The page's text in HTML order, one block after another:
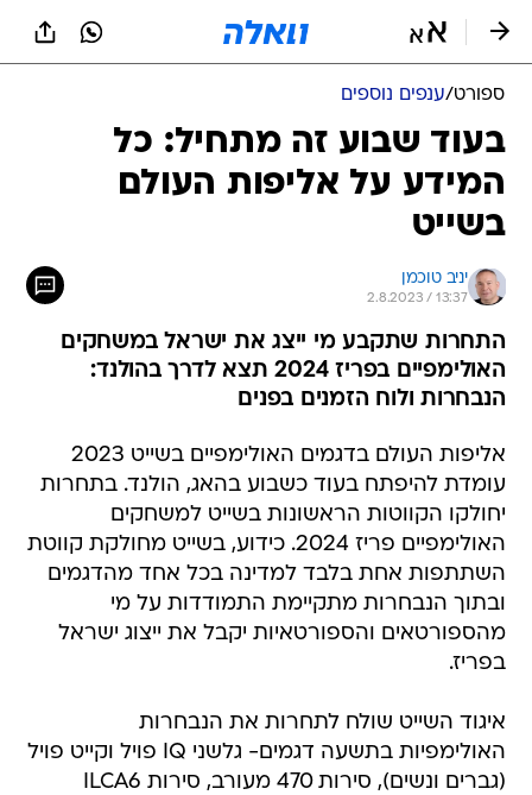
ספורט/ענפים נוספים
בעוד שבוע זה מתחיל: כל
המידע על אליפות העולם
בשייט
יניב טוכמן
2.8.2023 / 13:37
התחרות שתקבע מי ייצג את ישראל במשחקים
האולימפיים בפריז 2024 תצא לדרך בהולנד:
הנבחרות ולוח הזמנים בפנים
אליפות העולם בדגמים האולימפיים בשייט 2023
עומדת להיפתח בעוד כשבוע בהאג, הולנד. בתחרות
יחולקו הקווטות הראשונות בשייט למשחקים
האולימפיים פריז 2024. כידוע, בשייט מחולקת קווטת
השתתפות אחת בלבד למדינה בכל אחד מהדגמים
ובתוך הנבחרות מתקיימת התמודדות על מי
מהספורטאים והספורטאיות יקבל את ייצוג ישראל
בפריז.
איגוד השייט שולח לתחרות את הנבחרות
האולימפיות בתשעה דגמים- גלשני IQ פויל וקייט פויל
(גברים ונשים), סירות 470 מעורב, סירות ILCA6